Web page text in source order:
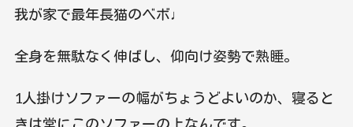
我が家で最年長猫のベボ♩
全身を無駄なく伸ばし、仰向け姿勢で熟睡。
1人掛けソファーの幅がちょうどよいのか、寝ると
きは常にこのソファーの上なんです。